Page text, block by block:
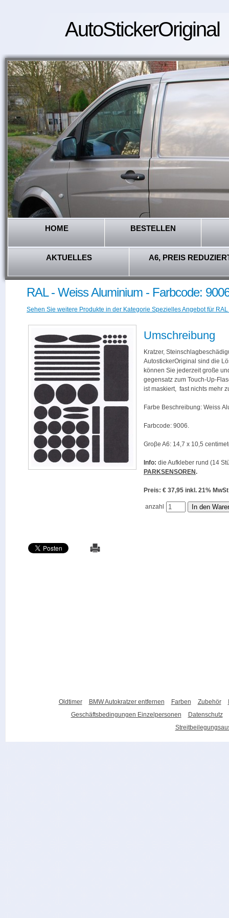
AutoStickerOriginal
HOME BESTELLEN
AKTUELLES A6, PREIS
RAL - Weiss Aluminium - Farbcode:
Sehen Sie weitere Produkte in der Kategorie Spezielles Angebot für
Umschreibung
Kratzer,
AutostickerOriginal sind die
können Sie jederzeit große
gegensatz zum Touch-Up-
ist maskiert, fast nichts mehr
Farbe Beschreibung: Weiss
Farbcode: 9006.
Groβe A6: 14,7 x 10,5
Info: die Aufkleber rund (14
PARKSENSOREN.
Preis: € 37,95 inkl. 21%
anzahl
Oldtimer BMW Autokratzer entfernen Farben Zubehör
Geschäftsbedingungen Einzelpersonen
Datenschutz